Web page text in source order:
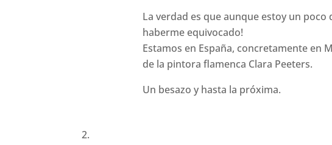
La verdad es que aunque estoy un
haberme equivocado!
Estamos en España, concretamente en
de la pintora flamenca Clara Peeters.
Un besazo y hasta la próxima.